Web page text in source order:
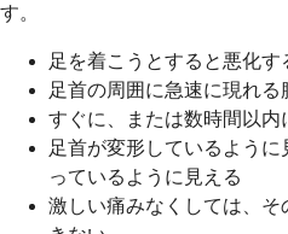
す。
足を着こうとすると悪化す
足首の周囲に急速に現れる
すぐに、または数時間以
足首が変形しているよう
っているように見える
激しい痛みなくしては、